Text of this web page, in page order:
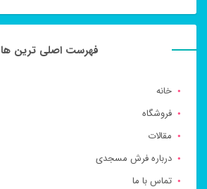
فهرست اصلی ترین ها
خانه
فروشگاه
مقالات
درباره فرش مسجدی
تماس با ما